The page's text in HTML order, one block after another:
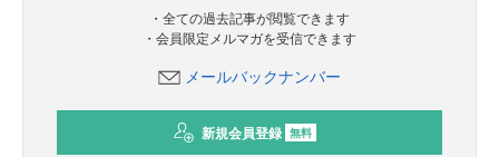
・全ての過去記事が閲覧できます
・会員限定メルマガを受信できます
メールバックナンバー
新規会員登録 無料